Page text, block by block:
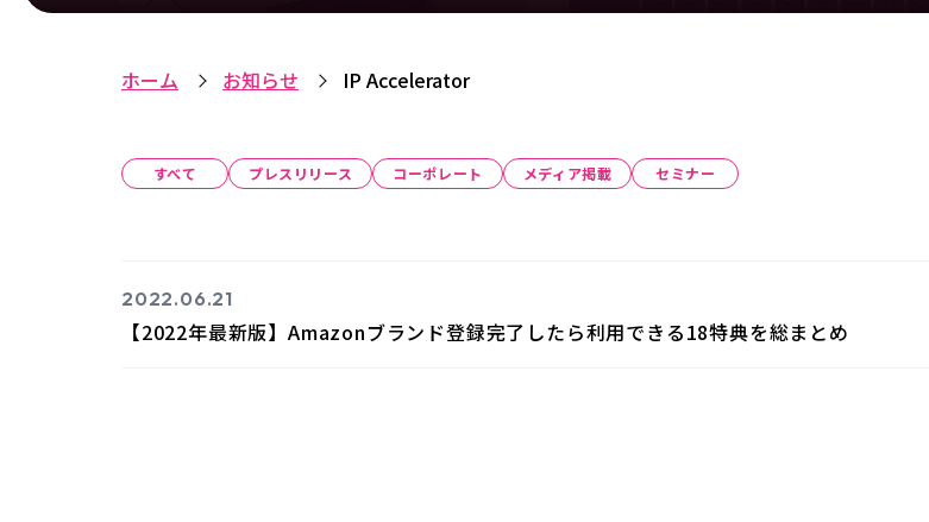
ホーム お知らせ IP Accelerator
すべて プレスリリース コーポレート メディア掲載 セミナー
2022.06.21
【2022年最新版】Amazonブランド登録完了したら利用できる18特典を総まとめ